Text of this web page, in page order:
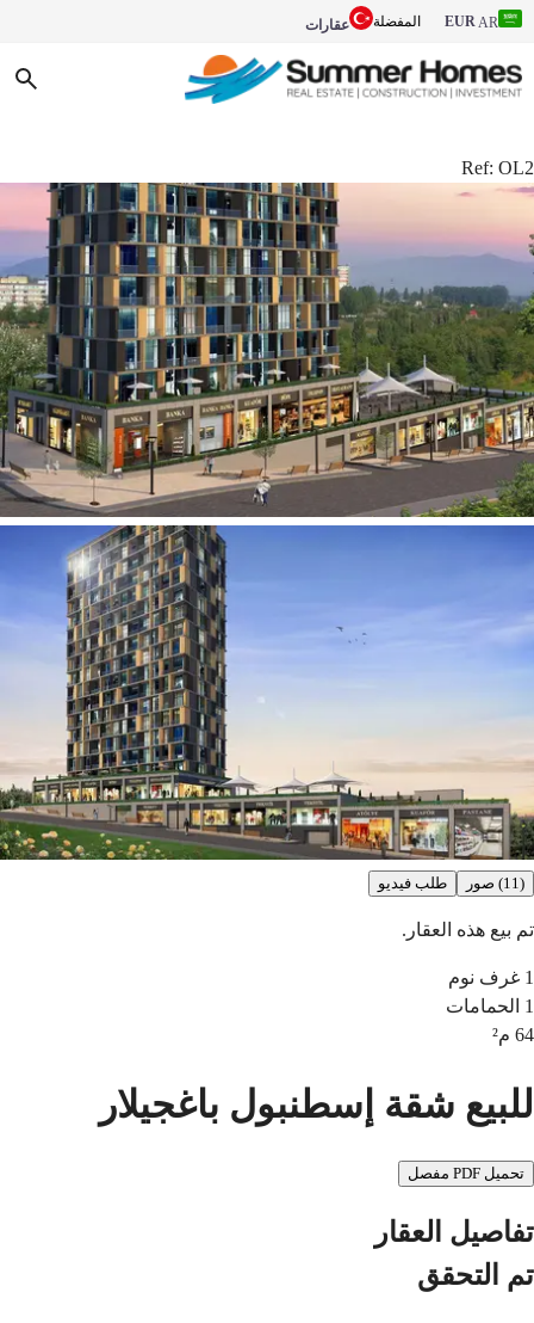
AR
EUR المفضلة عقارات
Ref: OL2
(11) صور طلب فيديو
تم بيع هذه العقار.
1 غرف نوم
1 الحمامات
64 م²
للبيع شقة إسطنبول باغجيلار
تحميل PDF مفصل
تفاصيل العقار
تم التحقق